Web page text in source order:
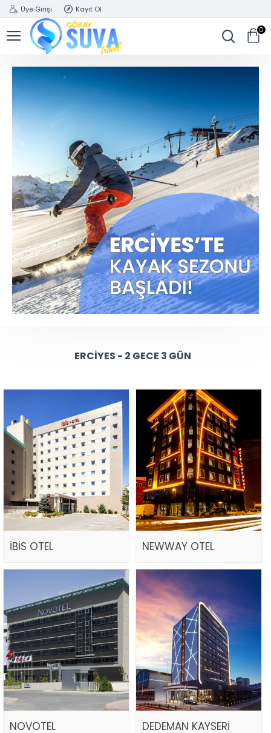
Üye Girişi Kayıt Ol
0
ERCIYES - 2 GECE 3 GÜN
İBİS OTEL NEWWAY OTEL
NOVOTEL DEDEMAN KAYSERİ